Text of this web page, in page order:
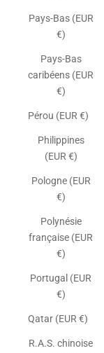
Pays-Bas (EUR
€)
Pays-Bas
caribéens (EUR
€)
Pérou (EUR €)
Philippines
(EUR €)
Pologne (EUR
€)
Polynésie
française (EUR
€)
Portugal (EUR
€)
Qatar (EUR €)
R.A.S. chinoise